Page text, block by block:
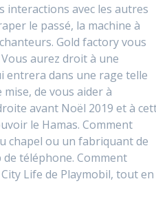
interactions avec les autres
le passé, la machine à
Gold factory vous
aurez droit à une
entrera dans une rage telle
de vous aider à
avant Noël 2019 et à
le Hamas. Comment
chapel ou un fabriquant de
téléphone. Comment
Life de Playmobil, tout en